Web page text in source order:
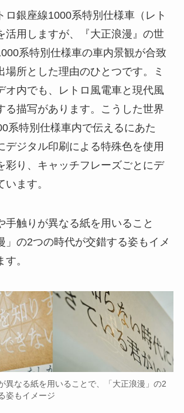
ロ銀座線1000系特別仕様車（レト
活用しますが、『大正浪漫』の世
系特別仕様車の車内景観が合致
場所とした理由のひとつです。ミ
オ内でも、レトロ風電車と現代風
る描写があります。こうした世界
系特別仕様車内で伝えるにあた
デジタル印刷による特殊色を使用
彩り、キャッチフレーズごとにデ
ます。
手触りが異なる紙を用いること
」の2つの時代が交錯する姿もイメ
。
異なる紙を用いることで、「大正浪漫」の2
姿もイメージ